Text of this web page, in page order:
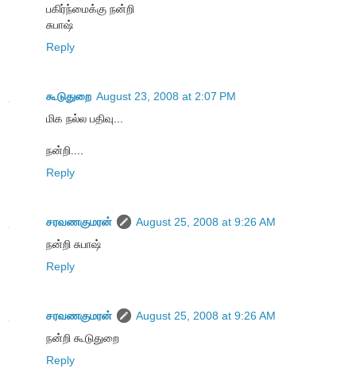
பகிர்ந்மைக்கு நன்றி
சுபாஷ்
Reply
கூடுதுறை August 23, 2008 at 2:07 PM
மிக நல்ல பதிவு...
நன்றி....
Reply
சரவணகுமரன்
August 25, 2008 at 9:26 AM
நன்றி சுபாஷ்
Reply
சரவணகுமரன்
August 25, 2008 at 9:26 AM
நன்றி கூடுதுறை
Reply